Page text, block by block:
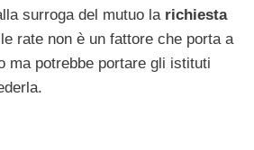
surroga del mutuo la richiesta
rate non è un fattore che porta a
ma potrebbe portare gli istituti